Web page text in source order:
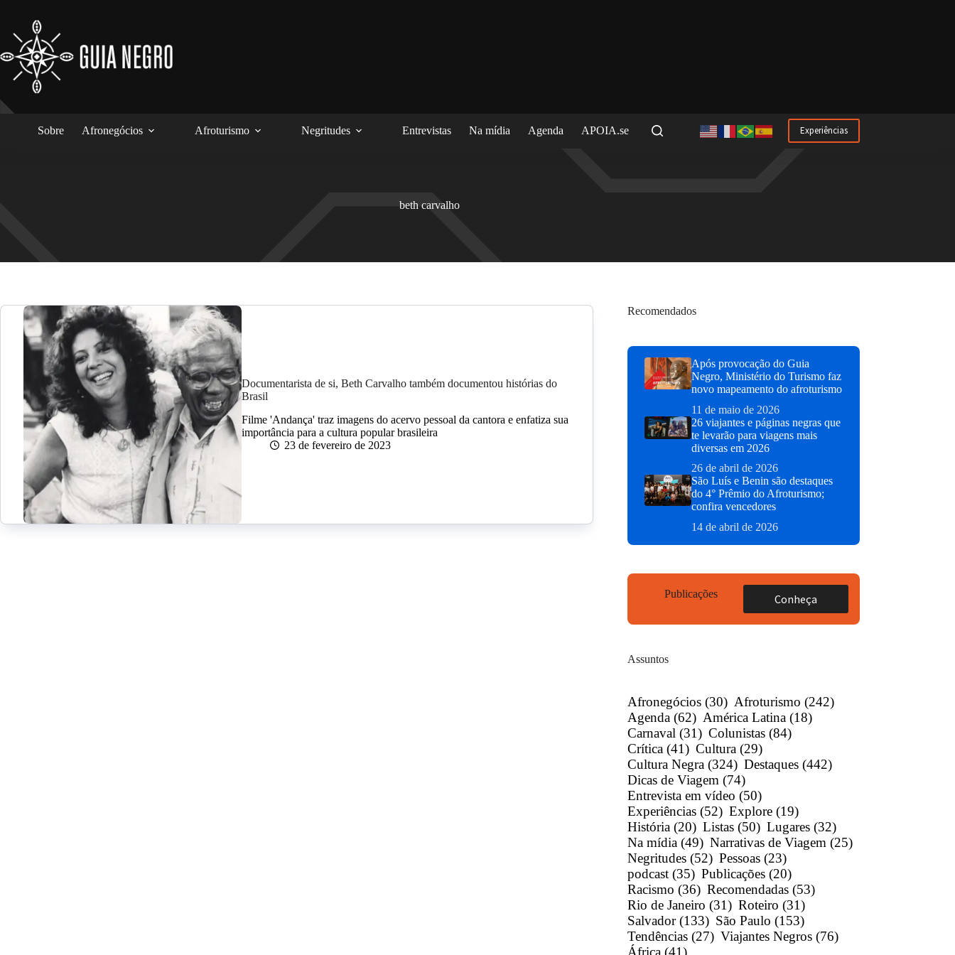
conteúdo
Sobre Afronegócios Afroturismo Negritudes Entrevistas Na mídia Agenda APOIA.se Experiências
beth carvalho
Documentarista de si, Beth Carvalho também documentou histórias do
Brasil
Filme 'Andança' traz imagens do acervo pessoal da cantora e enfatiza sua
importância para a cultura popular brasileira
23 de fevereiro de 2023
Recomendados
Após provocação do Guia
Negro, Ministério do Turismo faz
novo mapeamento do afroturismo
11 de maio de 2026
26 viajantes e páginas negras que
te levarão para viagens mais
diversas em 2026
26 de abril de 2026
São Luís e Benin são destaques
do 4° Prêmio do Afroturismo;
confira vencedores
14 de abril de 2026
Publicações Conheça
Assuntos
Afronegócios (30) Afroturismo (242)
Agenda (62) América Latina (18)
Carnaval (31) Colunistas (84)
Crítica (41) Cultura (29)
Cultura Negra (324) Destaques (442)
Dicas de Viagem (74)
Entrevista em vídeo (50)
Experiências (52) Explore (19)
História (20) Listas (50) Lugares (32)
Na mídia (49) Narrativas de Viagem (25)
Negritudes (52) Pessoas (23)
podcast (35) Publicações (20)
Racismo (36) Recomendadas (53)
Rio de Janeiro (31) Roteiro (31)
Salvador (133) São Paulo (153)
Tendências (27) Viajantes Negros (76)
África (41)